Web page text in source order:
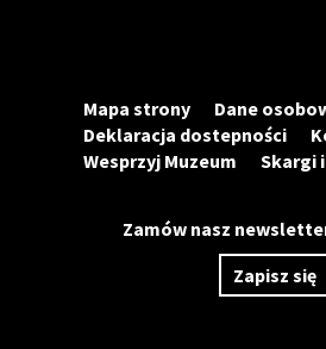
Mapa strony
Dane
Deklaracja dostepności
Wesprzyj Muzeum
Skargi
Zamów nasz
Zapisz się